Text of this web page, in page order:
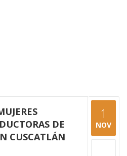
DE
CUSCATLÁN
1
NOV